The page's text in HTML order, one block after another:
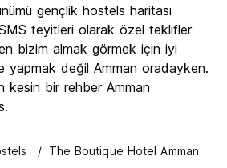
7.2
gençlik hostels haritası
teyitleri olarak özel teklifler
bizim almak görmek için iyi
yapmak değil Amman oradayken.
kesin bir rehber Amman
The Boutique Hotel Amman